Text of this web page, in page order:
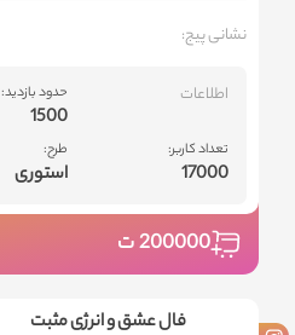
نشانی پیج:
اطلاعات
تعداد کاربر:
17000
حدود بازدید:
1500
طرح:
استوری
200000ت
فال عشق و انرژی مثبت